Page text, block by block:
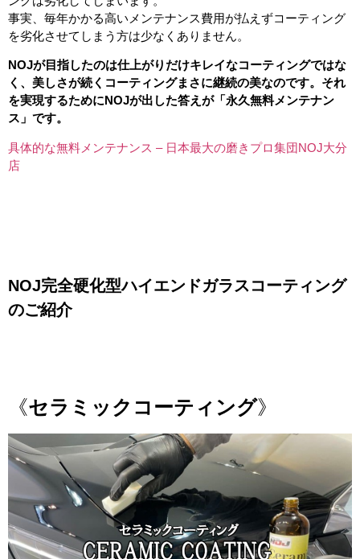
事実、毎年かかる高いメンテナンス費用が払えずコーティング
を劣化させてしまう方は少なくありません。
NOJが目指したのは仕上がりだけキレイなコーティングではな
く、美しさが続くコーティングまさに継続の美なのです。それ
を実現するためにNOJが出した答えが「永久無料メンテナン
ス」です。
具体的な無料メンテナンス – 日本最大の磨きプロ集団NOJ大分
店
NOJ完全硬化型ハイエンドガラスコーティング
のご紹介
《セラミックコーティング》